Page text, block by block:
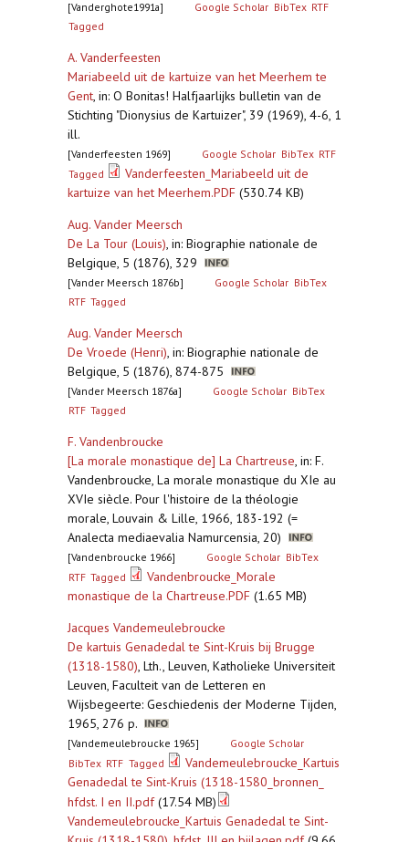
[Vanderghote1991a] Google Scholar BibTex RTF
Tagged
A. Vanderfeesten
Mariabeeld uit de kartuize van het Meerhem te
Gent, in: O Bonitas! Halfjaarlijks bulletin van de
Stichting "Dionysius de Kartuizer", 39 (1969), 4-6, 1
ill.
[Vanderfeesten 1969] Google Scholar BibTex RTF
Tagged
Vanderfeesten_Mariabeeld uit de
kartuize van het Meerhem.PDF (530.74 KB)
Aug. Vander Meersch
De La Tour (Louis), in: Biographie nationale de
Belgique, 5 (1876), 329
[Vander Meersch 1876b] Google Scholar BibTex
RTF Tagged
Aug. Vander Meersch
De Vroede (Henri), in: Biographie nationale de
Belgique, 5 (1876), 874-875
[Vander Meersch 1876a] Google Scholar BibTex
RTF Tagged
F. Vandenbroucke
[La morale monastique de] La Chartreuse, in: F.
Vandenbroucke, La morale monastique du XIe au
XVIe siècle. Pour l'histoire de la théologie
morale, Louvain & Lille, 1966, 183-192 (=
Analecta mediaevalia Namurcensia, 20)
[Vandenbroucke 1966] Google Scholar BibTex
RTF Tagged
Vandenbroucke_Morale
monastique de la Chartreuse.PDF (1.65 MB)
Jacques Vandemeulebroucke
De kartuis Genadedal te Sint-Kruis bij Brugge
(1318-1580), Lth., Leuven, Katholieke Universiteit
Leuven, Faculteit van de Letteren en
Wijsbegeerte: Geschiedenis der Moderne Tijden,
1965, 276 p.
[Vandemeulebroucke 1965]
Google Scholar
BibTex RTF Tagged
Vandemeulebroucke_Kartuis
Genadedal te Sint-Kruis (1318-1580_bronnen_
hfdst. I en II.pdf(17.54 MB)
Vandemeulebroucke_Kartuis Genadedal te Sint-